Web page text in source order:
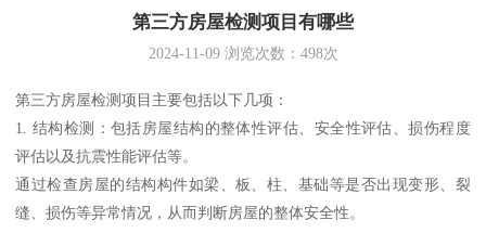
第三方房屋检测项目有哪些
2024-11-09浏览次数： 498次
第三方房屋检测项目主要包括以下几项：
1. 结构检测：包括房屋结构的整体性评估、安全性评估、损伤程度
评估以及抗震性能评估等。
通过检查房屋的结构构件如梁、板、柱、基础等是否出现变形、裂
缝、损伤等异常情况，从而判断房屋的整体安全性。